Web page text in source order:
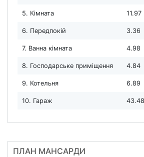
5. Кімната 11.97
6. Передпокій 3.36
7. Ванна кімната 4.98
8. Господарське приміщення 4.84
9. Котельня 6.89
10. Гараж 43.48
ПЛАН МАНСАРДИ